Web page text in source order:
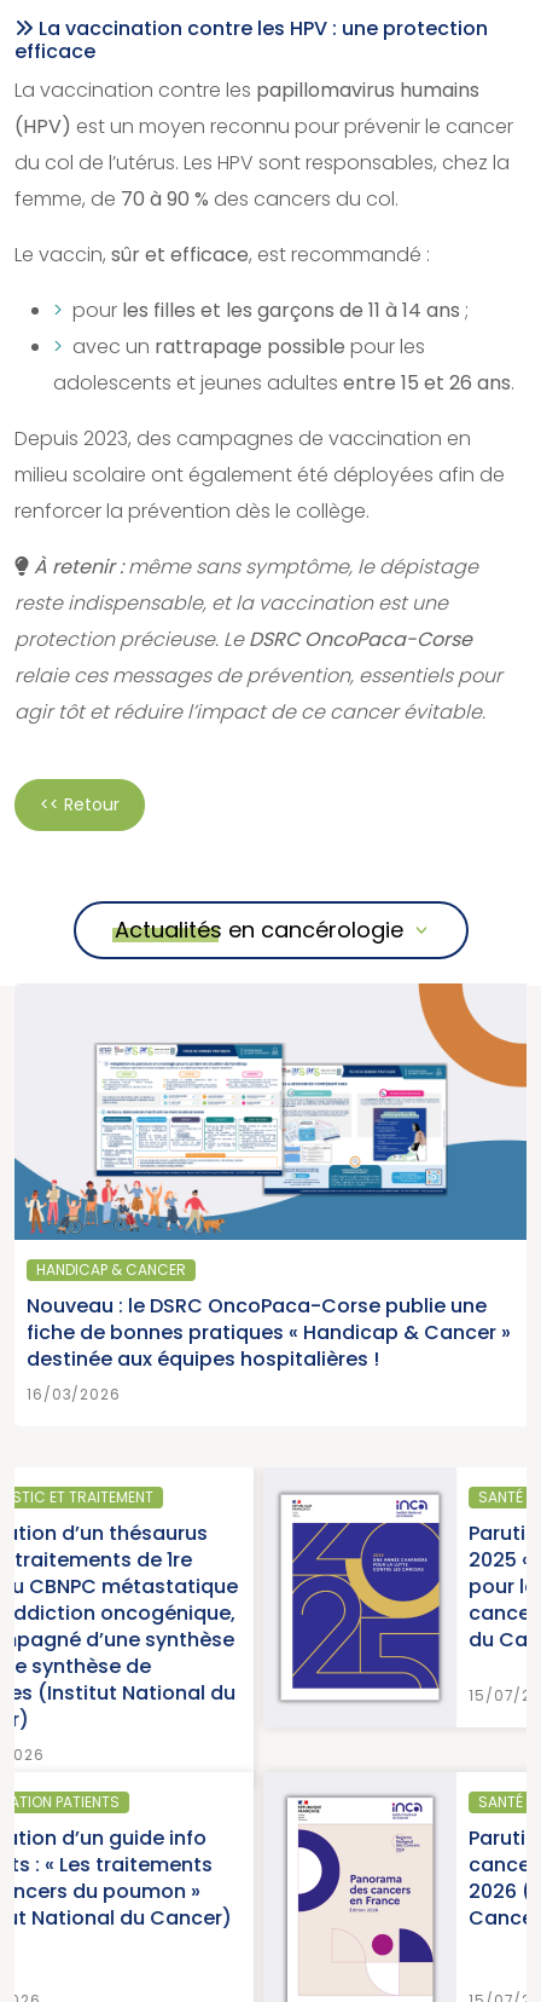
La vaccination contre les HPV : une protection
efficace
La vaccination contre les papillomavirus humains
(HPV) est un moyen reconnu pour prévenir le cancer
du col de l’utérus. Les HPV sont responsables, chez la
femme, de 70 à 90 % des cancers du col.
Le vaccin, sûr et efficace, est recommandé :
pour les filles et les garçons de 11 à 14 ans ;
avec un rattrapage possible pour les
adolescents et jeunes adultes entre 15 et 26 ans.
Depuis 2023, des campagnes de vaccination en
milieu scolaire ont également été déployées afin de
renforcer la prévention dès le collège.
À retenir :même sans symptôme, le dépistage
reste indispensable, et la vaccination est une
protection précieuse. LeDSRC OncoPaca-Corse
relaie ces messages de prévention, essentiels pour
agir tôt et réduire l’impact de ce cancer évitable.
<< Retour
Actualités en cancérologie
HANDICAP & CANCER
Nouveau : le DSRC OncoPaca-Corse publie une
fiche de bonnes pratiques « Handicap & Cancer »
destinée aux équipes hospitalières !
16/03/2026
du
SANTÉ PUBLIQUE
Parution du rapport
2025 « Une année charnière
pour la lutte contre les
cancers » (Institut National
du Cancer)
15/07/2026
SANTÉ PUBLIQUE - ÉPIDÉMIOLOGIE
Parution du panorama des
cancers en France, édition
2026 (Institut National du
Cancer)